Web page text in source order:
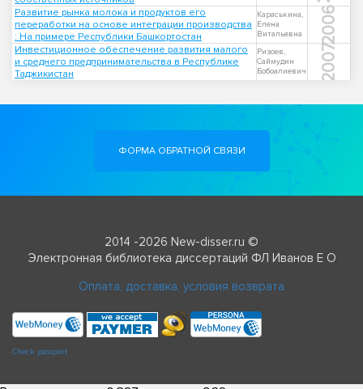
Развитие рынка молока и продуктов его
переработки на основе интеграции производства
: На примере Республики Башкортостан
Караськина,
Елена
Витальевна
2006
Инвестиционное обеспечение развития малого
и среднего предпринимательства в Республике
Таджикистан
Ризоев,
Саймудин
Бобоалиевич
2007
ФОРМА ОБРАТНОЙ СВЯЗИ
2014 -2026 New-disser.ru ©
Электронная библиотека диссертаций ФЛ Иванов Е О
Оплата, доставка, условия возврата
Check passport